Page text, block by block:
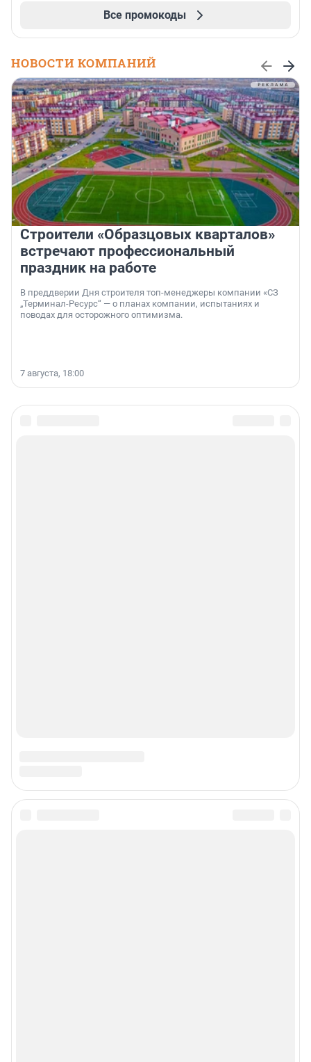
Все промокоды
НОВОСТИ КОМПАНИЙ
Строители «Образцовых кварталов»
встречают профессиональный
праздник на работе
В преддверии Дня строителя топ-менеджеры компании «СЗ
„Терминал-Ресурс“ — о планах компании, испытаниях и
поводах для осторожного оптимизма.
7 августа, 18:00